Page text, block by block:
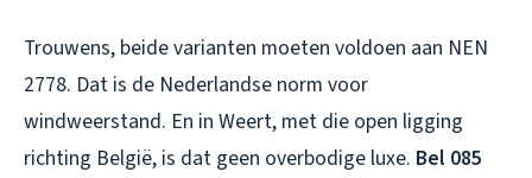
Trouwens, beide varianten moeten voldoen aan NEN
2778. Dat is de Nederlandse norm voor
windweerstand. En in Weert, met die open ligging
richting België, is dat geen overbodige luxe. Bel 085